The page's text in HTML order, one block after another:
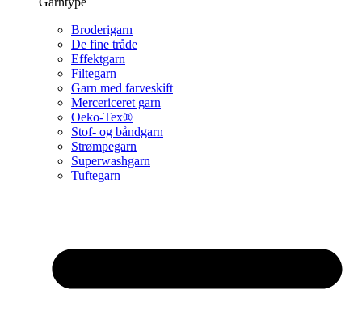
Broderigarn
De fine tråde
Effektgarn
Filtegarn
Garn med farveskift
Mercericeret garn
Oeko-Tex®
Stof- og båndgarn
Strømpegarn
Superwashgarn
Tuftegarn